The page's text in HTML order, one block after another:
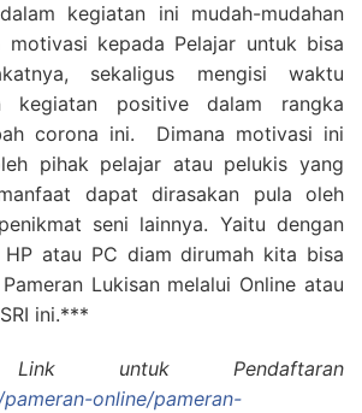
kegiatan ini mudah-mudahan
motivasi kepada Pelajar untuk bisa
sekaligus mengisi waktu
kegiatan positive dalam rangka
corona ini. Dimana motivasi ini
pihak pelajar atau pelukis yang
dapat dirasakan pula oleh
seni lainnya. Yaitu dengan
atau PC diam dirumah kita bisa
Lukisan melalui Online atau
ini.***
untuk Pendaftaran
online/pameran-